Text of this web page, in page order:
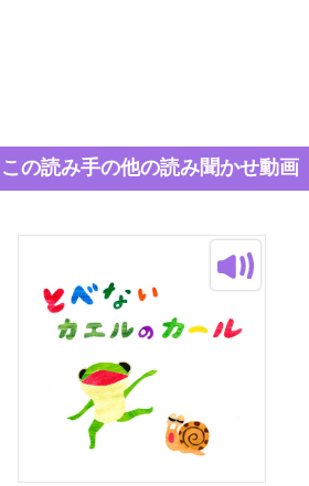
この読み手の他の読み聞かせ動画